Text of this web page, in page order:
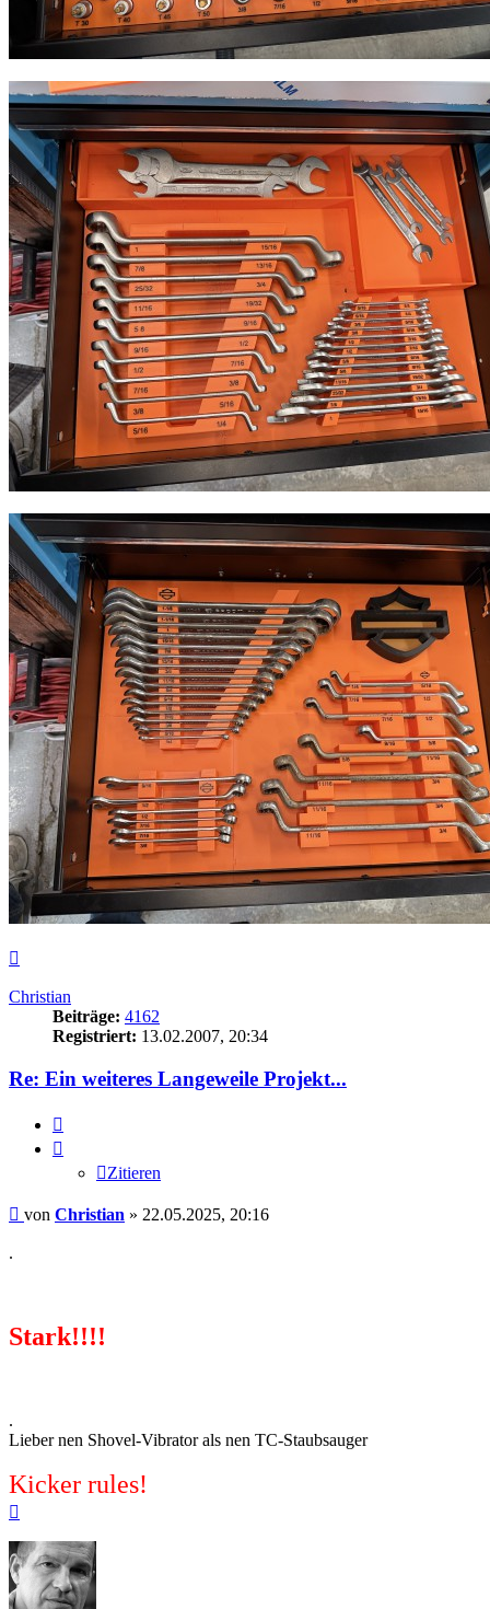
Christian
Beiträge: 4162
Registriert: 13.02.2007, 20:34
Re: Ein weiteres Langeweile Projekt...
Zitieren
Beitrag
von Christian » 22.05.2025, 20:16
.
Stark!!!!
.
Lieber nen Shovel-Vibrator als nen TC-Staubsauger
Kicker rules!